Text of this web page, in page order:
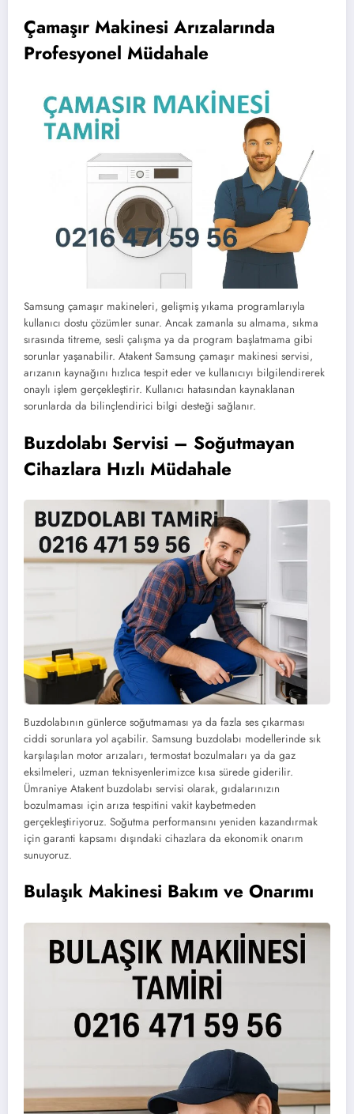
Çamaşır Makinesi Arızalarında
Profesyonel Müdahale
Samsung çamaşır makineleri, gelişmiş yıkama programlarıyla
kullanıcı dostu çözümler sunar. Ancak zamanla su almama, sıkma
sırasında titreme, sesli çalışma ya da program başlatmama gibi
sorunlar yaşanabilir. Atakent Samsung çamaşır makinesi servisi,
arızanın kaynağını hızlıca tespit eder ve kullanıcıyı bilgilendirerek
onaylı işlem gerçekleştirir. Kullanıcı hatasından kaynaklanan
sorunlarda da bilinçlendirici bilgi desteği sağlanır.
Buzdolabı Servisi – Soğutmayan
Cihazlara Hızlı Müdahale
Buzdolabının günlerce soğutmaması ya da fazla ses çıkarması
ciddi sorunlara yol açabilir. Samsung buzdolabı modellerinde sık
karşılaşılan motor arızaları, termostat bozulmaları ya da gaz
eksilmeleri, uzman teknisyenlerimizce kısa sürede giderilir.
Ümraniye Atakent buzdolabı servisi olarak, gıdalarınızın
bozulmaması için arıza tespitini vakit kaybetmeden
gerçekleştiriyoruz. Soğutma performansını yeniden kazandırmak
için garanti kapsamı dışındaki cihazlara da ekonomik onarım
sunuyoruz.
Bulaşık Makinesi Bakım ve Onarımı